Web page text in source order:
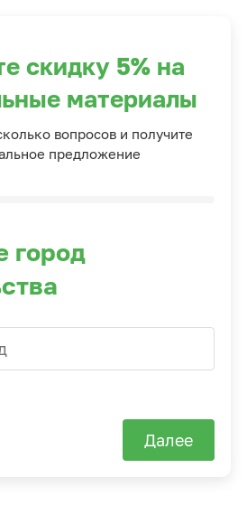
скидку 5% на
материалы
вопросов и получите
предложение
город
Далее